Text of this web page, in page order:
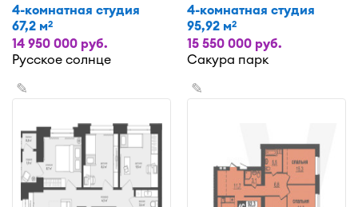
4-комнатная студия
67,2 м2
14 950 000 руб.
Русское солнце
4-комнатная студия
95,92 м2
15 550 000 руб.
Сакура парк
✎ ✎